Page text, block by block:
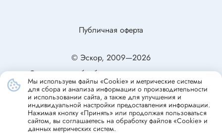
© Эскор, 2009—2026
Согласие на обработку персональных данных
Политика конфиденциальности
Публичная оферта
Мы используем файлы «Cookie» и метрические системы
для сбора и анализа информации о производительности
и использовании сайта, а также для улучшения и
индивидуальной настройки предоставления информации.
Нажимая кнопку «Принять» или продолжая пользоваться
сайтом, вы соглашаетесь на обработку файлов «Cookie» и
данных метрических систем.